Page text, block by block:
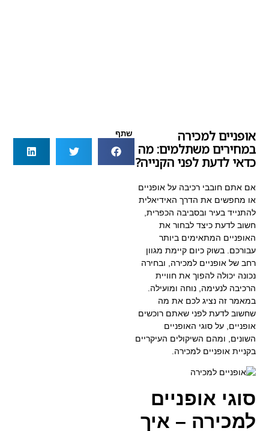
אופניים למכירה
במחירים משתלמים: מה
כדאי לדעת לפני הקנייה?
אם אתם חובבי רכיבה על אופניים
או מחפשים את הדרך האידיאלית
להתנייד בעיר ובסביבה הכפרית,
חשוב לדעת כיצד לבחור את
האופניים המתאימים ביותר
עבורכם. בשוק כיום קיימת מגוון
רחב של אופניים למכירה, ובחירה
נכונה יכולה להפוך את חוויית
הרכיבה לנעימה, נוחה ומועילה.
במאמר זה נציג לכם את מה
שחשוב לדעת לפני שאתם רוכשים
אופניים, על סוגי האופניים
השונים, ומהם השיקולים העיקריים
בקניית אופניים למכירה.
סוגי אופניים
למכירה – איך
שתף